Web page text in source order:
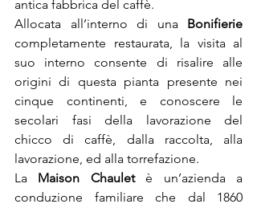
antica fabbrica del caffè.
Allocata all’interno di una
completamente restaurata, la visita al
suo interno consente di risalire alle
origini di questa pianta presente nei
cinque continenti, e conoscere le
secolari fasi della lavorazione del
chicco di caffè, dalla raccolta, alla
lavorazione, ed alla torrefazione.
La Maison Chaulet è un’azienda a
conduzione familiare che dal 1860